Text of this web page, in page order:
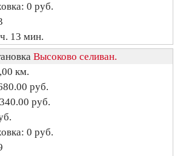
0 руб.
13 мин.
Высоково селиван.
км.
руб.
руб.
0 руб.